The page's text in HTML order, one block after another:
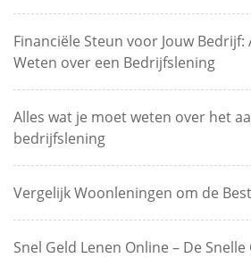
Financiële Steun voor Jouw Bedrijf:
Weten over een Bedrijfslening
Alles wat je moet weten over het
bedrijfslening
Vergelijk Woonleningen om de
Snel Geld Lenen Online – De